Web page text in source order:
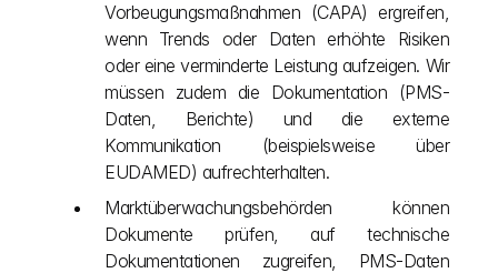
Vorbeugungsmaßnahmen (CAPA) ergreifen,
wenn Trends oder Daten erhöhte Risiken
oder eine verminderte Leistung aufzeigen. Wir
müssen zudem die Dokumentation (PMS-
Daten, Berichte) und die externe
Kommunikation (beispielsweise über
EUDAMED) aufrechterhalten.
Marktüberwachungsbehörden können
Dokumente prüfen, auf technische
Dokumentationen zugreifen, PMS-Daten